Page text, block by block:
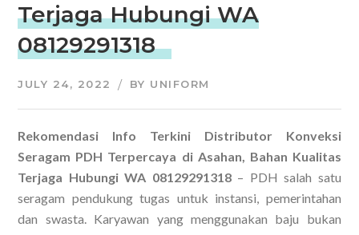
Terjaga Hubungi WA
08129291318
JULY 24, 2022 BY UNIFORM
Rekomendasi Info Terkini Distributor Konveksi
Seragam PDH Terpercaya di Asahan, Bahan Kualitas
Terjaga Hubungi WA 08129291318– PDH salah satu
seragam pendukung tugas untuk instansi, pemerintahan
dan swasta. Karyawan yang menggunakan baju bukan